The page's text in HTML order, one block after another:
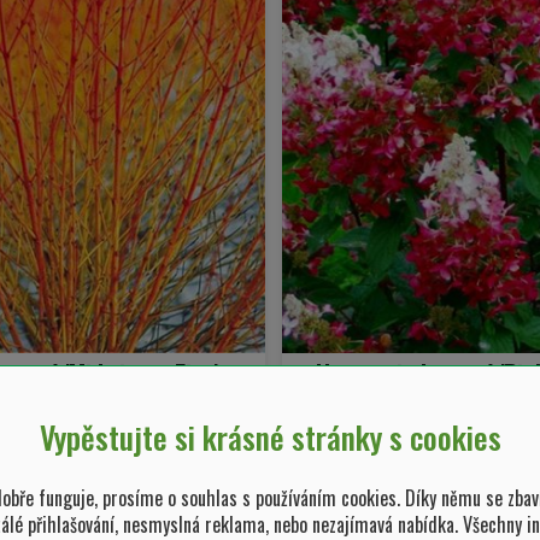
'Midwinter Fire'
sanguinea 'Midwinter Fire'
Kč/ ks
Hortenzie latnatá
Hydrangea paniculata 'Pinky
269,10 Kč/
Vypěstujte si krásné stránky s cookies
funguje, prosíme o souhlas s používáním cookies. Díky němu se
přihlašování, nesmyslná reklama, nebo nezajímavá nabídka. Všechny